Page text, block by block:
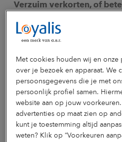
Verzuim verkorten, of
om een zieke medewerker te
op het werk. Maar, hoe snel een
integratietraject. Goede
integratieproces is daarbij een
werken aan een duurzaam
ziekteverzuim? Ontdek hoe
tools en advies, zodat je
gemotiveerd blijven.
Download het opbouwschema
Met cookies houden wij en onze
over je bezoek en apparaat. We
persoonsgegevens die je met
persoonlijk profiel samen.
website aan op jouw
advertenties op maat zien op
kunt je toestemming altijd
weten? Klik op “Voorkeuren